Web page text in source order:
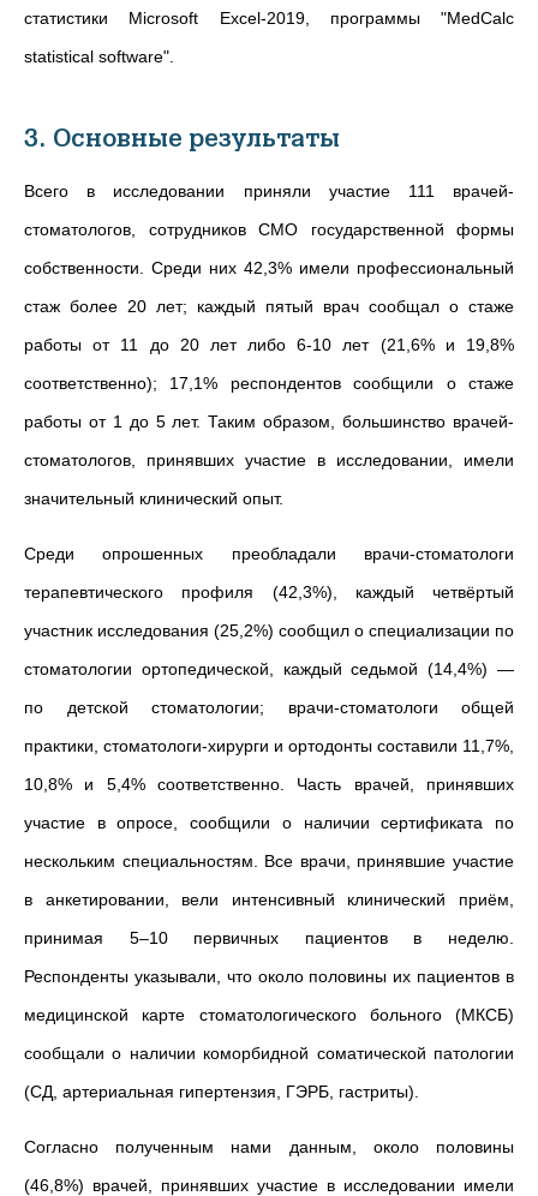
статистики Microsoft Excel-2019, программы "MedCalc
statistical software".
3. Основные результаты
Всего в исследовании приняли участие 111 врачей-
стоматологов, сотрудников СМО государственной формы
собственности. Среди них 42,3% имели профессиональный
стаж более 20 лет; каждый пятый врач сообщал о стаже
работы от 11 до 20 лет либо 6-10 лет (21,6% и 19,8%
соответственно); 17,1% респондентов сообщили о стаже
работы от 1 до 5 лет. Таким образом, большинство врачей-
стоматологов, принявших участие в исследовании, имели
значительный клинический опыт.
Среди опрошенных преобладали врачи-стоматологи
терапевтического профиля (42,3%), каждый четвёртый
участник исследования (25,2%) сообщил о специализации по
стоматологии ортопедической, каждый седьмой (14,4%) —
по детской стоматологии; врачи-стоматологи общей
практики, стоматологи-хирурги и ортодонты составили 11,7%,
10,8% и 5,4% соответственно. Часть врачей, принявших
участие в опросе, сообщили о наличии сертификата по
нескольким специальностям. Все врачи, принявшие участие
в анкетировании, вели интенсивный клинический приём,
принимая 5–10 первичных пациентов в неделю.
Респонденты указывали, что около половины их пациентов в
медицинской карте стоматологического больного (МКСБ)
сообщали о наличии коморбидной соматической патологии
(СД, артериальная гипертензия, ГЭРБ, гастриты).
Согласно полученным нами данным, около половины
(46,8%) врачей, принявших участие в исследовании имели